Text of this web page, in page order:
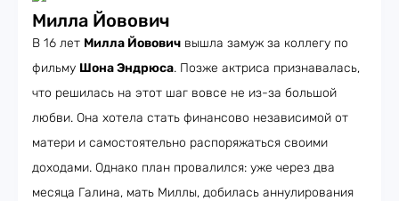
Милла Йовович
В 16 лет Милла Йовович вышла замуж за коллегу по
фильму Шона Эндрюса. Позже актриса признавалась,
что решилась на этот шаг вовсе не из-за большой
любви. Она хотела стать финансово независимой от
матери и самостоятельно распоряжаться своими
доходами. Однако план провалился: уже через два
месяца Галина, мать Миллы, добилась аннулирования